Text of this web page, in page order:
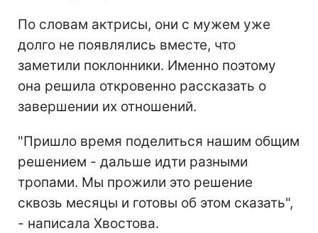
По словам актрисы, они с мужем уже
долго не появлялись вместе, что
заметили поклонники. Именно поэтому
она решила откровенно рассказать о
завершении их отношений.
"Пришло время поделиться нашим общим
решением - дальше идти разными
тропами. Мы прожили это решение
сквозь месяцы и готовы об этом сказать",
- написала Хвостова.